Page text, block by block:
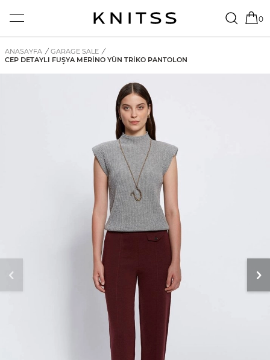
0
ANASAYFA / GARAGE SALE /
CEP DETAYLI FUŞYA MERINO YÜN TRIKO PANTOLON